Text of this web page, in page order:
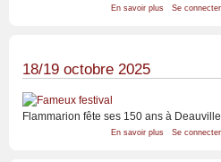
En savoir plus surSe connecter
18/19 octobre 2025
Flammarion fête ses 150 ans à Deauville
En savoir plus surSe connecter